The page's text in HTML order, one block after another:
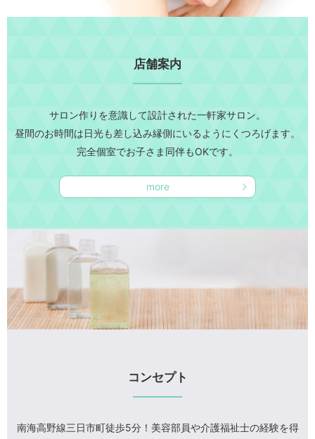
店舗案内
サロン作りを意識して設計された一軒家サロン。
昼間のお時間は日光も差し込み縁側にいるようにくつろげます。
完全個室でお子さま同伴もOKです。
more
コンセプト
南海高野線三日市町徒歩5分！美容部員や介護福祉士の経験を得